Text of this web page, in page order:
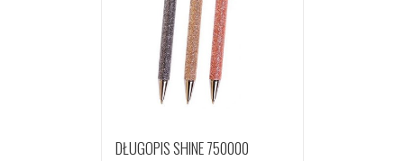
DŁUGOPIS SHINE 750000